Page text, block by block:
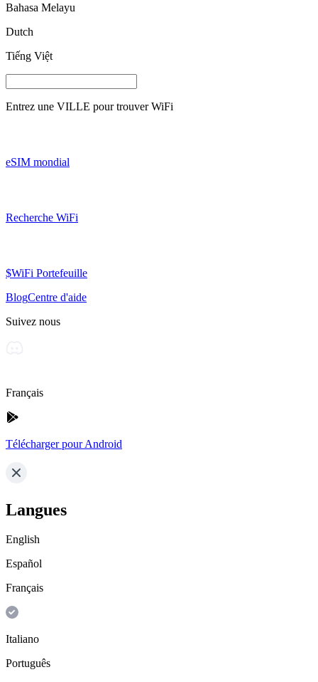
Bahasa Melayu
Dutch
Tiếng Việt
Entrez une VILLE pour trouver WiFi
eSIM mondial
Recherche WiFi
$WiFi Portefeuille
BlogCentre d'aide
Suivez nous
Français
Télécharger pour Android
Langues
English
Español
Français
Italiano
Português